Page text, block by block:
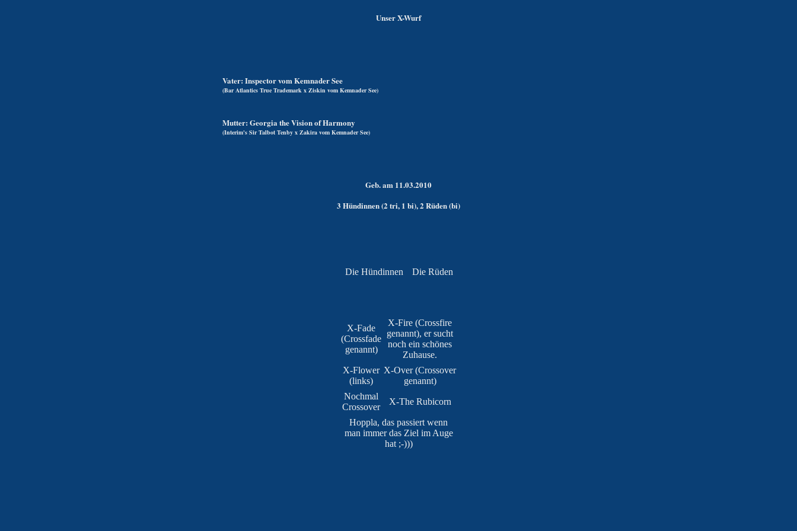
Unser X-Wurf
Vater: Inspector vom Kemnader See
(Bar Atlantics True Trademark x Ziskin vom Kemnader See)
Mutter: Georgia the Vision of Harmony
(Interim's Sir Talbot Tenby x Zakira vom Kemnader See)
Geb. am 11.03.2010
3 Hündinnen (2 tri, 1 bi), 2 Rüden (bi)
Die Hündinnen Die Rüden
X-Fade
(Crossfade
genannt)
X-Fire (Crossfire
genannt), er sucht
noch ein schönes
Zuhause.
X-Flower
(links)
X-Over (Crossover
genannt)
Nochmal
Crossover
X-The Rubicorn
Hoppla, das passiert wenn
man immer das Ziel im Auge
hat ;-)))